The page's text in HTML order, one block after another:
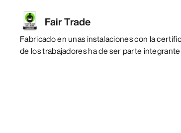
Fair Trade
Fabricado en unas instalaciones con la
de los trabajadores ha de ser parte